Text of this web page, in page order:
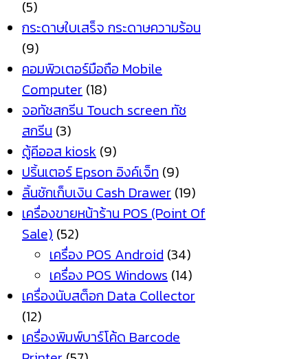
(5)
กระดาษใบเสร็จ กระดาษความร้อน
(9)
คอมพิวเตอร์มือถือ Mobile
Computer (18)
จอทัชสกรีน Touch screen ทัช
สกรีน (3)
ตู้คีออส kiosk (9)
ปริ้นเตอร์ Epson อิงค์เจ็ท (9)
ลิ้นชักเก็บเงิน Cash Drawer (19)
เครื่องขายหน้าร้าน POS (Point Of
Sale) (52)
เครื่อง POS Android (34)
เครื่อง POS Windows (14)
เครื่องนับสต็อก Data Collector
(12)
เครื่องพิมพ์บาร์โค้ด Barcode